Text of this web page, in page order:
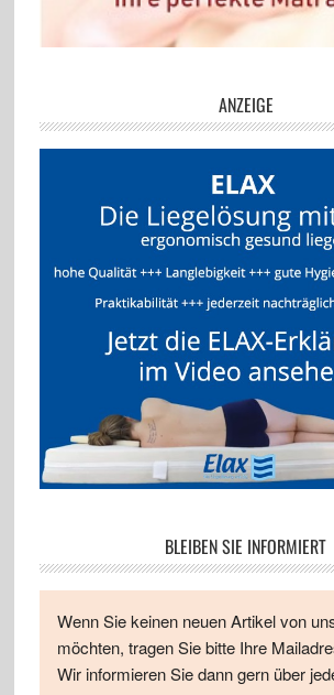
ANZEIGE
BLEIBEN SIE INFORMIERT
Wenn Sie keinen neuen Artikel von
möchten, tragen Sie bitte Ihre
Wir informieren Sie dann gern über